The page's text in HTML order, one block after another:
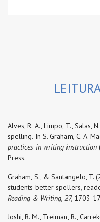
Alves, R. A., Limpo, T., Salas,
spelling. In S. Graham, C. A.
practices in writing instruction
Press.
Graham, S., & Santangelo, T.
students better spellers,
Reading & Writing, 27, 1703-
Joshi, R. M., Treiman, R.,